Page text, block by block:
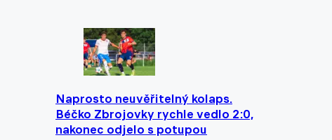
Naprosto neuvěřitelný kolaps.
Béčko Zbrojovky rychle vedlo 2:0,
nakonec odjelo s potupou